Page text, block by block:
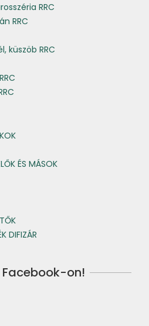
RRC
RRC
küszöb RRC
ÉS MÁSOK
DIFIZÁR
on!